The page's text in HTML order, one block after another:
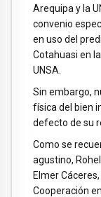
Arequipa y la
convenio
en uso del
Cotahuasi en
UNSA.
Sin embargo,
física del bien
defecto de su
Como se
agustino,
Elmer
Cooperación